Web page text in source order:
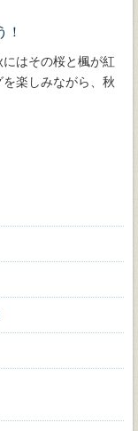
！
はその桜と楓が紅
楽しみながら、秋